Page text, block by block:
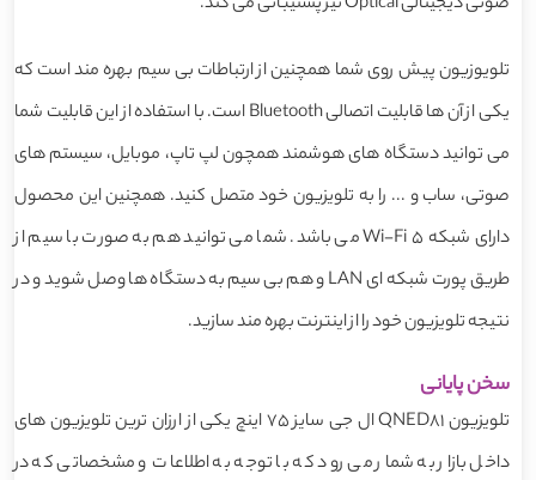
تلویوزیون پیش روی شما همچنین از ارتباطات بی سیم بهره مند است که
یکی از آن ها قابلیت اتصالی Bluetooth است. با استفاده از این قابلیت شما
می توانید دستگاه های هوشمند همچون لپ تاپ، موبایل، سیستم های
صوتی، ساب و ... را به تلویزیون خود متصل کنید. همچنین این محصول
دارای شبکه Wi-Fi 5 می باشد. شما می توانید هم به صورت با سیم از
طریق پورت شبکه ای LAN و هم بی سیم به دستگاه ها وصل شوید و در
نتیجه تلویزیون خود را از اینترنت بهره مند سازید.
سخن پایانی
تلویزیون QNED81 ال جی سایز 75 اینچ یکی از ارزان ترین تلویزیون های
داخل بازار به شمار می رود که با توجه به اطلاعات و مشخصاتی که در